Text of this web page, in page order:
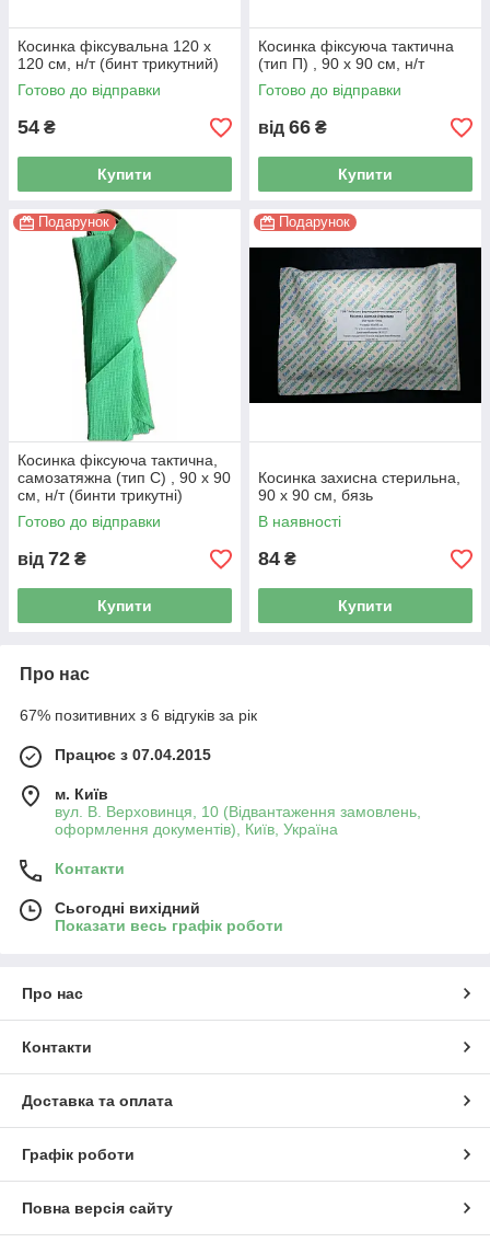
Косинка фіксувальна 120 x
120 см, н/т (бинт трикутний)
Готово до відправки
54 ₴
Купити
Косинка фіксуюча тактична
(тип П) , 90 x 90 см, н/т
Готово до відправки
від 66 ₴
Купити
Подарунок
Косинка фіксуюча тактична,
самозатяжна (тип С) , 90 x 90
см, н/т (бинти трикутні)
Готово до відправки
від 72 ₴
Купити
Подарунок
Косинка захисна стерильна,
90 x 90 см, бязь
В наявності
84 ₴
Купити
Про нас
67% позитивних з 6 відгуків за рік
Працює з 07.04.2015
м. Київ
вул. В. Верховинця, 10 (Відвантаження замовлень,
оформлення документів), Київ, Україна
Контакти
Сьогодні вихідний
Показати весь графік роботи
Про нас
Контакти
Доставка та оплата
Графік роботи
Повна версія сайту